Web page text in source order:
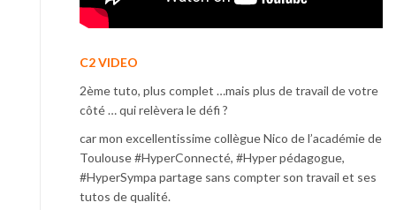
C2 VIDEO
2ème tuto, plus complet …mais plus de travail de votre
côté … qui relèvera le défi ?
car mon excellentissime collègue Nico de l’académie de
Toulouse #HyperConnecté, #Hyper pédagogue,
#HyperSympa partage sans compter son travail et ses
tutos de qualité.